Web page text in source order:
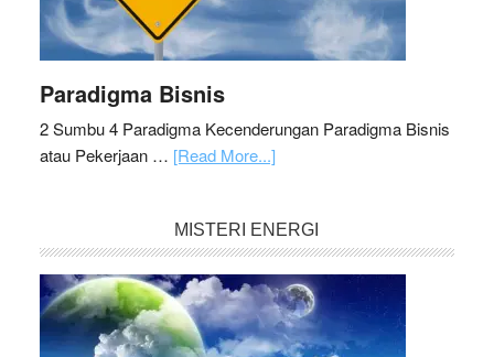
Paradigma Bisnis
2 Sumbu 4 Paradigma Kecenderungan Paradigma Bisnis
atau Pekerjaan … [Read More...]
MISTERI ENERGI